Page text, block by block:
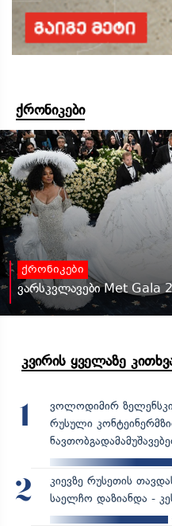
ქრონიკები
ქრონიკები
ვარსკვლავები Met Gala
კვირის ყველაზე
1
ვოლოდიმირ
რუსული
2
კიევზე რუსეთის
საელჩო დაზიანდა -